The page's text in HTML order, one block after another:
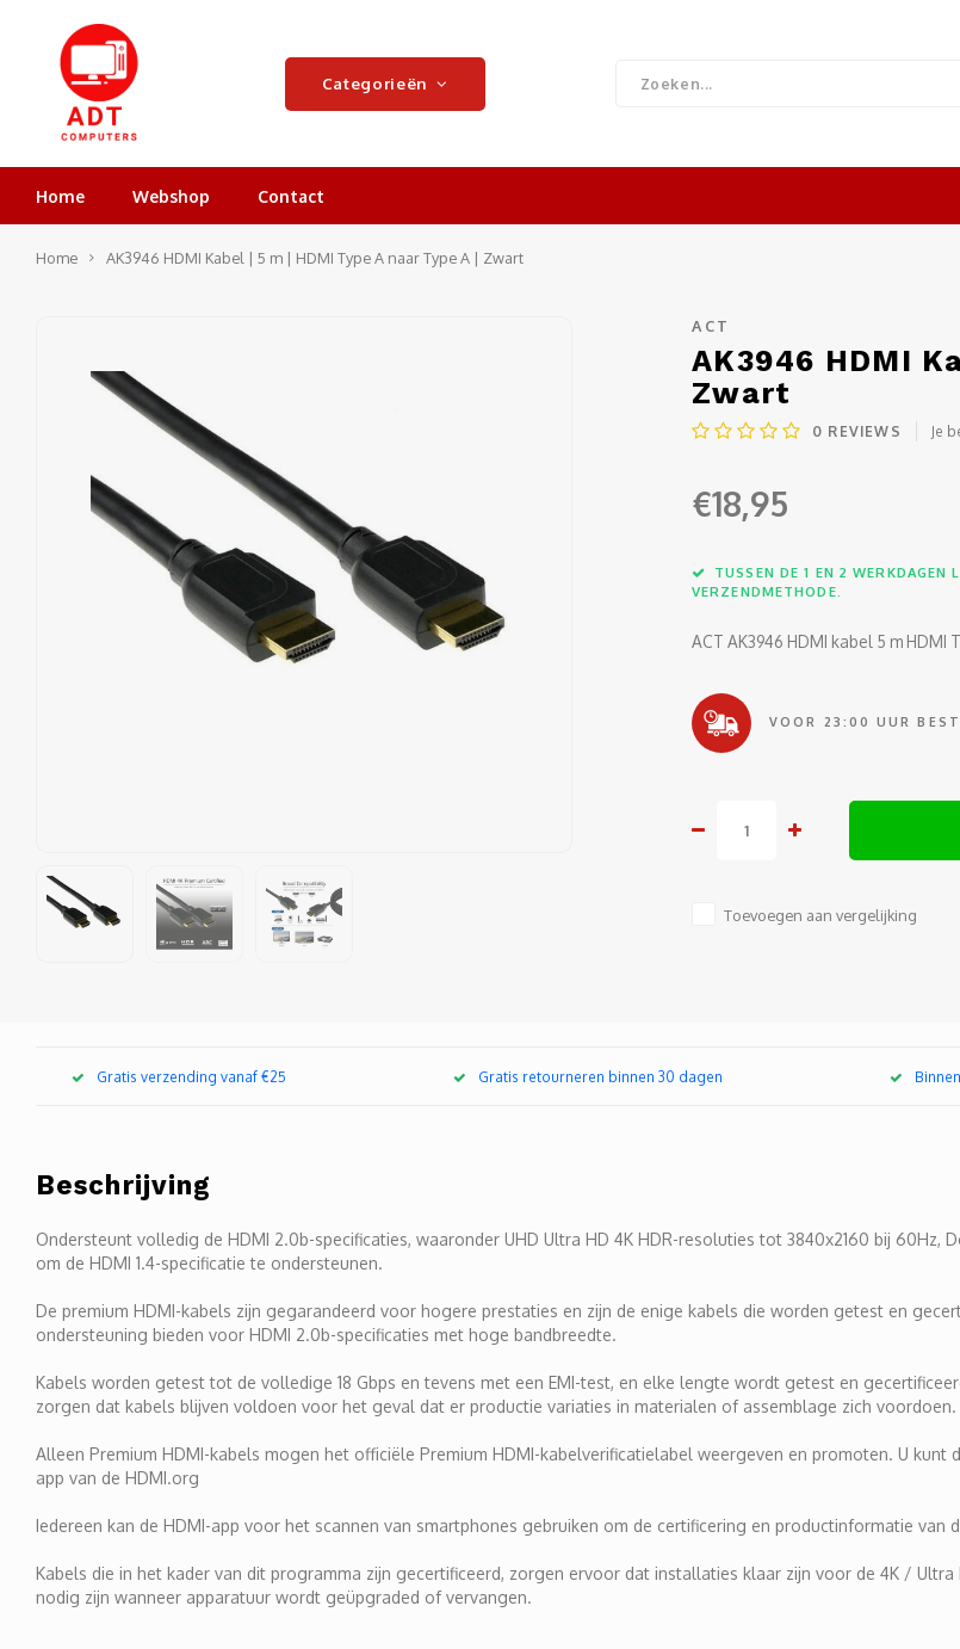
Categorieën
Home Webshop Contact
Home AK3946 HDMI Kabel | 5 m | HDMI Type A naar Type A | Zwart
ACT
AK3946 HDMI
Zwart
0 REVIEWS Je
€18,95
TUSSEN DE 1 EN 2 WERKDAGEN
VERZENDMETHODE.
ACT AK3946 HDMI kabel 5 m HDMI
VOOR 23:00 UUR
Toevoegen aan vergelijking
Gratis verzending vanaf €25 Gratis retourneren binnen 30 dagen
Beschrijving
Ondersteunt volledig de HDMI 2.0b-specificaties, waaronder UHD Ultra HD 4K HDR-resoluties tot 3840x2160 bij 60Hz,
om de HDMI 1.4-specificatie te ondersteunen.
De premium HDMI-kabels zijn gegarandeerd voor hogere prestaties en zijn de enige kabels die worden getest en
ondersteuning bieden voor HDMI 2.0b-specificaties met hoge bandbreedte.
Kabels worden getest tot de volledige 18 Gbps en tevens met een EMI-test, en elke lengte wordt getest en
zorgen dat kabels blijven voldoen voor het geval dat er productie variaties in materialen of assemblage zich voordoen.
Alleen Premium HDMI-kabels mogen het officiële Premium HDMI-kabelverificatielabel weergeven en promoten. U
app van de HDMI.org
Iedereen kan de HDMI-app voor het scannen van smartphones gebruiken om de certificering en productinformatie van
Kabels die in het kader van dit programma zijn gecertificeerd, zorgen ervoor dat installaties klaar zijn voor de 4K /
nodig zijn wanneer apparatuur wordt geüpgraded of vervangen.